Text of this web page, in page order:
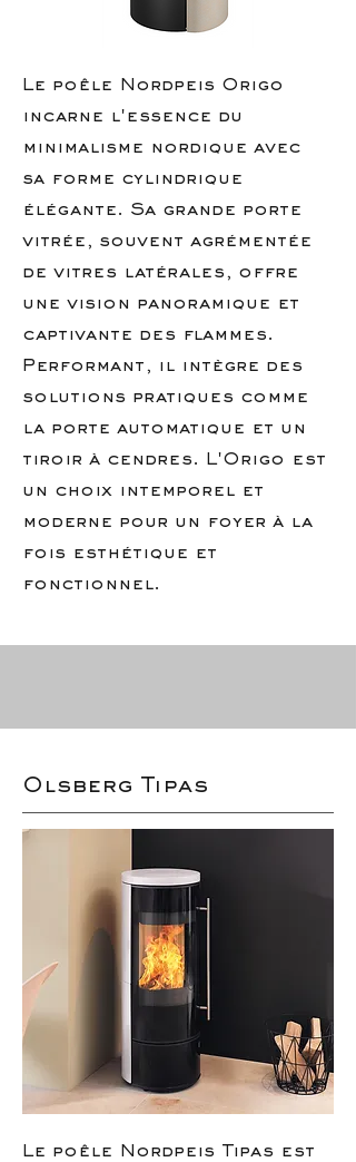
Le poêle Nordpeis Origo
incarne l'essence du
minimalisme nordique avec
sa forme cylindrique
élégante. Sa grande porte
vitrée, souvent agrémentée
de vitres latérales, offre
une vision panoramique et
captivante des flammes.
Performant, il intègre des
solutions pratiques comme
la porte automatique et un
tiroir à cendres. L'Origo est
un choix intemporel et
moderne pour un foyer à la
fois esthétique et
fonctionnel.
Olsberg Tipas
Le poêle Nordpeis Tipas est